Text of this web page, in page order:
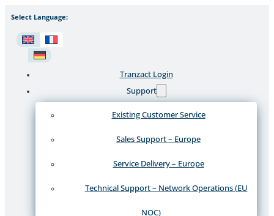
Select Language:
Tranzact Login
Support
Existing Customer Service
Sales Support – Europe
Service Delivery – Europe
Technical Support – Network Operations (EU
NOC)